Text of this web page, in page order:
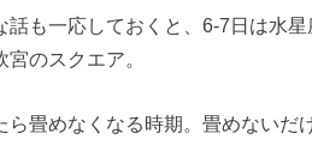
話も一応しておくと、6-7日は水
のスクエア。
ら畳めなくなる時期。畳めない